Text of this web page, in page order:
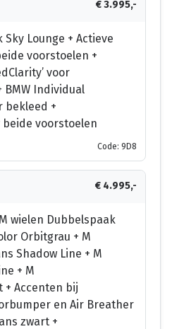
€ 3.995,-
Lounge + Actieve
voorstoelen +
voor
Individual
bekleed +
voorstoelen
Code: 9D8
€ 4.995,-
wielen Dubbelspaak
Orbitgrau + M
Shadow Line + M
+ M
Accenten bij
en Air Breather
zwart +